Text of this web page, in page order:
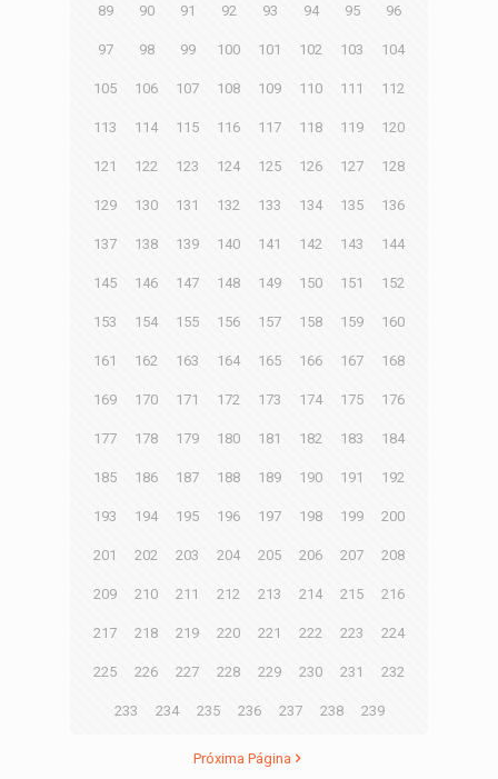
89 90 91 92 93 94 95 96
97 98 99 100 101 102 103 104
105 106 107 108 109 110 111 112
113 114 115 116 117 118 119 120
121 122 123 124 125 126 127 128
129 130 131 132 133 134 135 136
137 138 139 140 141 142 143 144
145 146 147 148 149 150 151 152
153 154 155 156 157 158 159 160
161 162 163 164 165 166 167 168
169 170 171 172 173 174 175 176
177 178 179 180 181 182 183 184
185 186 187 188 189 190 191 192
193 194 195 196 197 198 199 200
201 202 203 204 205 206 207 208
209 210 211 212 213 214 215 216
217 218 219 220 221 222 223 224
225 226 227 228 229 230 231 232
233 234 235 236 237 238 239
Próxima Página